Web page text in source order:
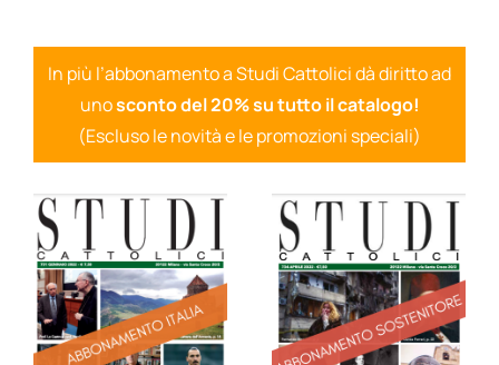
In più l’abbonamento a Studi Cattolici dà diritto ad
unosconto del 20% su tutto il catalogo!
(Escluso le novità e le promozioni speciali)